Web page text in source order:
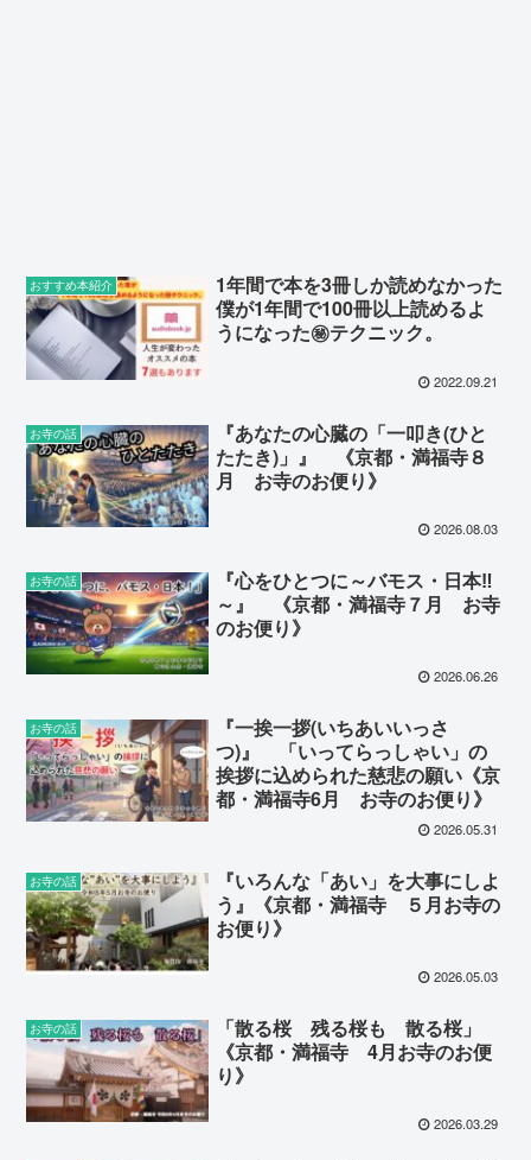
おすすめ本紹介
1年間で本を3冊しか読めなかった
僕が1年間で100冊以上読めるよ
うになった㊙テクニック。
2022.09.21
お寺の話
『あなたの心臓の「一叩き(ひと
たたき)」』 《京都・満福寺８
月 お寺のお便り》
2026.08.03
お寺の話
『心をひとつに～バモス・日本‼
～』 《京都・満福寺７月 お寺
のお便り》
2026.06.26
お寺の話
『一挨一拶(いちあいいっさ
つ)』 「いってらっしゃい」の
挨拶に込められた慈悲の願い《京
都・満福寺6月 お寺のお便り》
2026.05.31
お寺の話
『いろんな「あい」を大事にしよ
う』《京都・満福寺 ５月お寺の
お便り》
2026.05.03
お寺の話
「散る桜 残る桜も 散る桜」
《京都・満福寺 4月お寺のお便
り》
2026.03.29